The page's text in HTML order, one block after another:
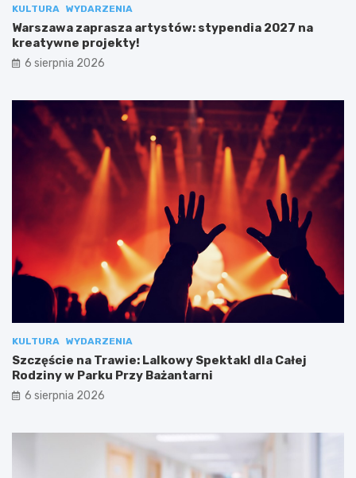
KULTURA WYDARZENIA
Warszawa zaprasza artystów: stypendia 2027 na
kreatywne projekty!
6 sierpnia 2026
KULTURA WYDARZENIA
Szczęście na Trawie: Lalkowy Spektakl dla Całej
Rodziny w Parku Przy Bażantarni
6 sierpnia 2026